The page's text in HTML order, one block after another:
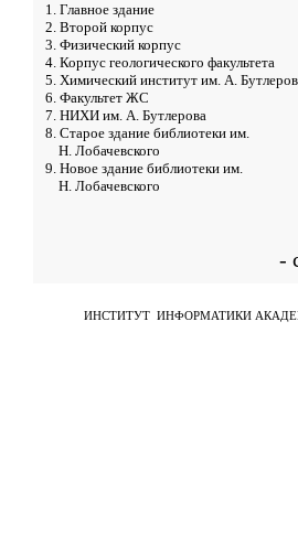
1. Главное здание
2. Второй корпус
3. Физический корпус
4. Корпус геологического факультета
5. Химический институт им. А.
6. Факультет ЖС
7. НИХИ им. А. Бутлерова
8. Старое здание библиотеки им.
Н. Лобачевского
9. Новое здание библиотеки им.
Н. Лобачевского
-
ИНСТИТУТ ИНФОРМАТИКИ